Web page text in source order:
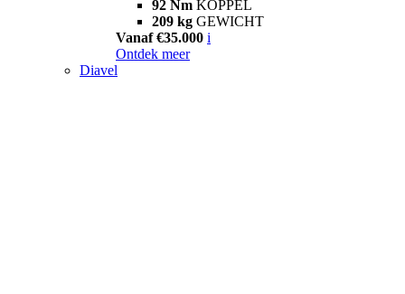
92 Nm KOPPEL
209 kg GEWICHT
Vanaf €35.000 i
Ontdek meer
Diavel